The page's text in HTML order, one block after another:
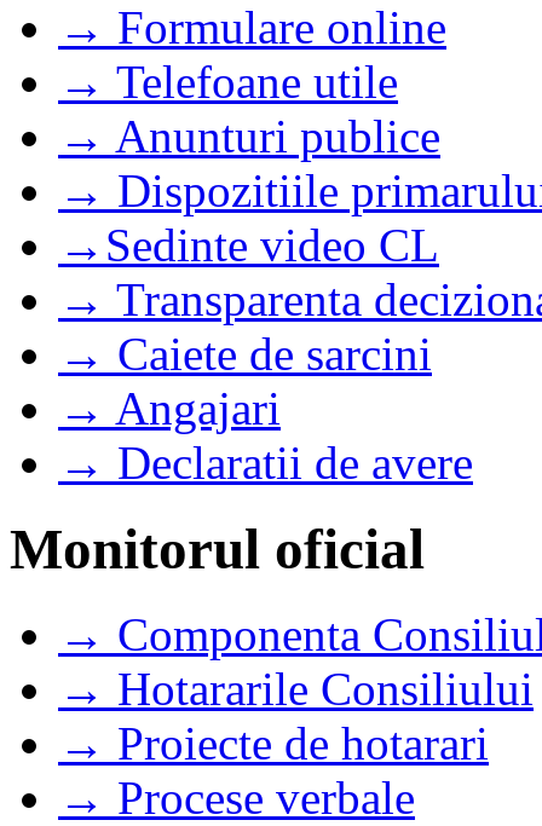
→ Formulare online
→ Telefoane utile
→ Anunturi publice
→ Dispozitiile
→Sedinte video CL
→ Transparenta
→ Caiete de sarcini
→ Angajari
→ Declaratii de avere
Monitorul oficial
→ Componenta
→ Hotararile Consiliului
→ Proiecte de hotarari
→ Procese verbale